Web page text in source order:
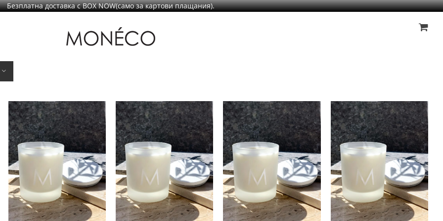
Безплатна доставка с BOX NOW(само за картови плащания).